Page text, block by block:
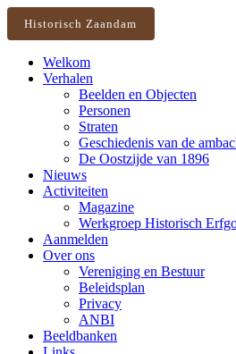
Historisch Zaandam
Welkom
Verhalen
Beelden en Objecten
Personen
Straten
Geschiedenis van de
De Oostzijde van 1896
Nieuws
Activiteiten
Magazine
Werkgroep Historisch
Aanmelden
Over ons
Vereniging en Bestuur
Beleidsplan
Privacy
ANBI
Beeldbanken